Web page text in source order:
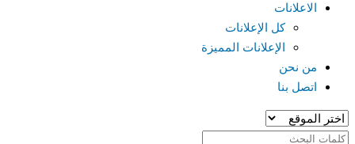
الاعلانات
كل الإعلانات
الإعلانات المميزة
من نحن
اتصل بنا